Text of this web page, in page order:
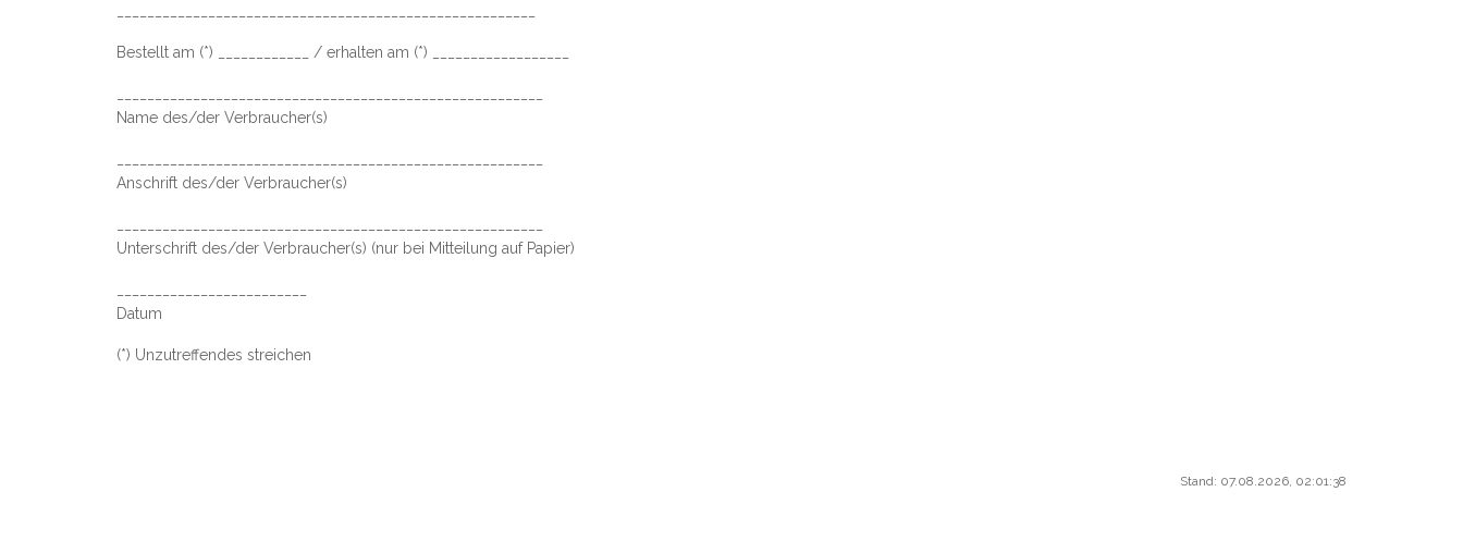
Bestellt am (*) ____________ / erhalten am (*) __________________
Name des/der Verbraucher(s)
Anschrift des/der Verbraucher(s)
Unterschrift des/der Verbraucher(s) (nur bei Mitteilung auf Papier)
Datum
(*) Unzutreffendes streichen
Stand: 07.08.2026, 02:01:38